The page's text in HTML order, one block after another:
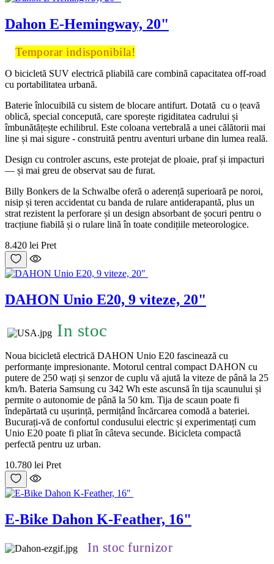
Dahon E-Hemingway, 20"
Temporar indisponibila!
O bicicletă SUV electrică pliabilă care combină capacitatea off-road
cu portabilitatea urbană.
Baterie înlocuibilă cu sistem de blocare antifurt. Dotată cu o țeavă
oblică, special concepută, care sporește rigiditatea cadrului și
îmbunătățește echilibrul. Este coloana vertebrală a unei călătorii mai
line și mai sigure - construită pentru aventuri urbane din lumea reală.
Design cu controler ascuns, este protejat de ploaie, praf și impacturi
— și mai greu de observat sau de furat.
Billy Bonkers de la Schwalbe oferă o aderență superioară pe noroi,
nisip și teren accidentat cu banda de rulare antiderapantă, plus un
strat rezistent la perforare și un design absorbant de șocuri pentru o
tracțiune fiabilă și o rulare lină în toate condițiile meteorologice.
8.420 lei Pret
DAHON Unio E20, 9 viteze, 20"
In stoc
Noua bicicletă electrică DAHON Unio E20 fascinează cu
performanțe impresionante. Motorul central compact DAHON cu
putere de 250 wați și senzor de cuplu vă ajută la viteze de până la 25
km/h. Bateria Samsung cu 342 Wh este ascunsă în tija scaunului și
permite o autonomie de până la 50 km. Tija de scaun poate fi
îndepărtată cu ușurință, permițând încărcarea comodă a bateriei.
Bucurați-vă de confortul condusului electric și experimentați cum
Unio E20 poate fi pliat în câteva secunde. Bicicleta compactă
perfectă pentru uz urban.
10.780 lei Pret
E-Bike Dahon K-Feather, 16"
In stoc furnizor